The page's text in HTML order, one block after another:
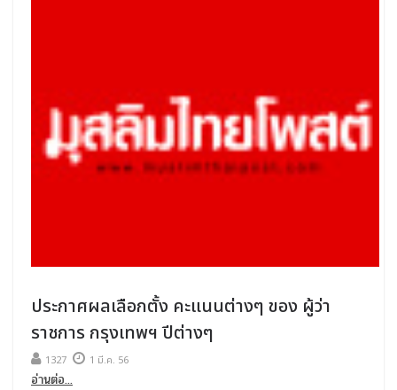
ประกาศผลเลือกตั้ง คะแนนต่างๆ ของ ผู้ว่า
ราชการ กรุงเทพฯ ปีต่างๆ
1327 1 มี.ค. 56
อ่านต่อ...